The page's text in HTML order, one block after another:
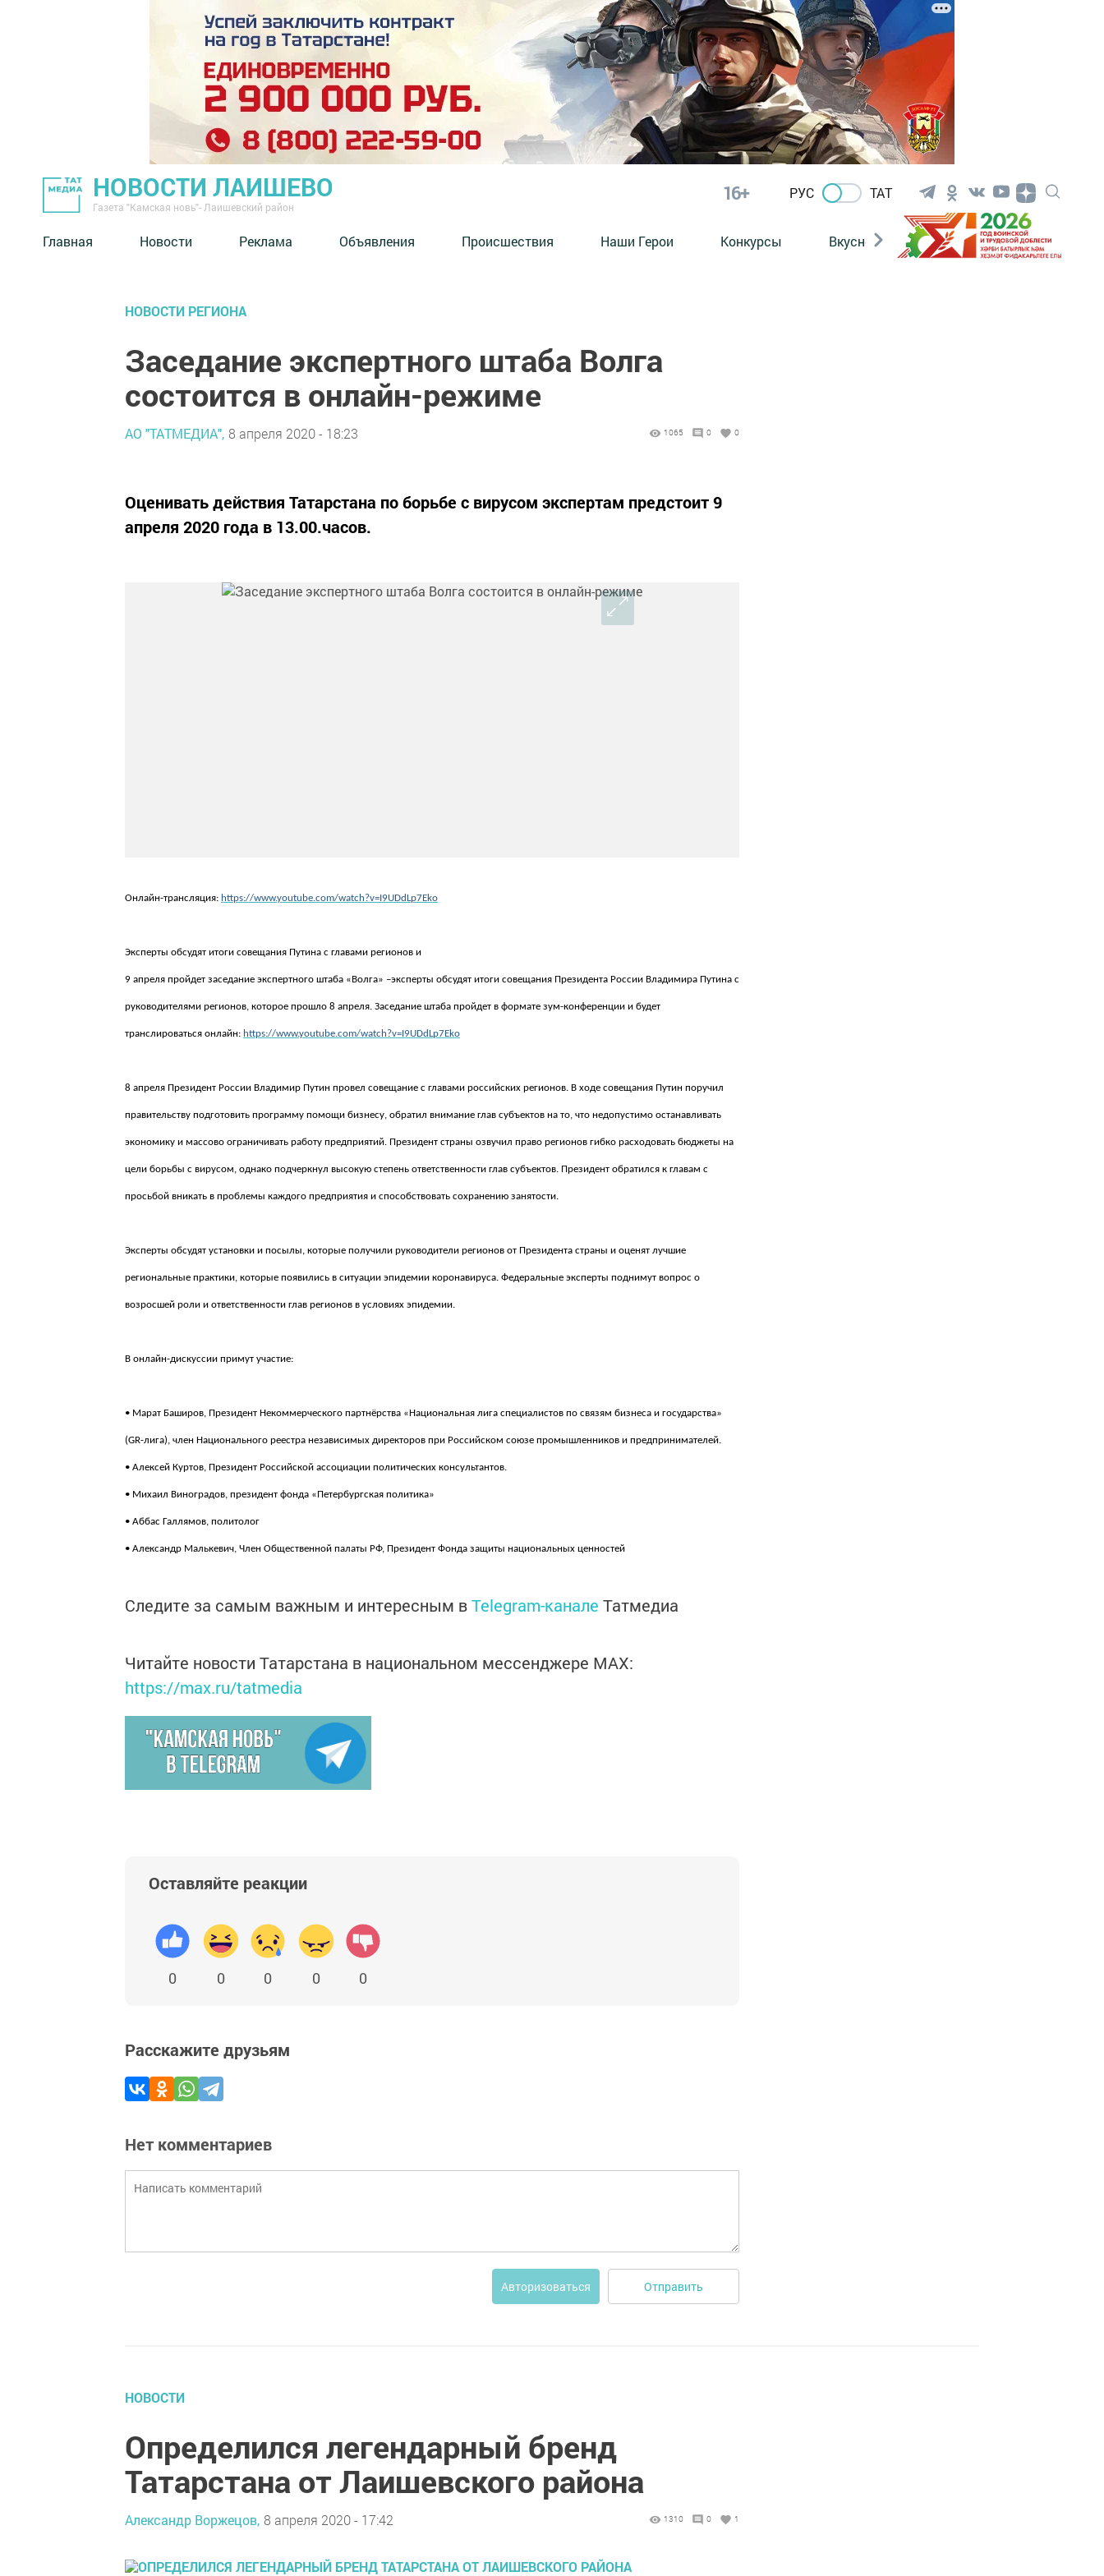
НОВОСТИ ЛАИШЕВО
Газета "Камская новь"- Лаишевский район
16+ РУС ТАТ
Главная Новости Реклама Объявления Происшествия Наши Герои Конкурсы Вкусности Фотогалерея
НОВОСТИ РЕГИОНА
Заседание экспертного штаба Волга
состоится в онлайн-режиме
АО "ТАТМЕДИА", 8 апреля 2020 - 18:23 1065 0 0
Оценивать действия Татарстана по борьбе с вирусом экспертам предстоит 9
апреля 2020 года в 13.00.часов.
Онлайн-трансляция: https://www.youtube.com/watch?v=I9UDdLp7Eko
Эксперты обсудят итоги совещания Путина с главами регионов и
9 апреля пройдет заседание экспертного штаба «Волга» –эксперты обсудят итоги совещания Президента России Владимира Путина с
руководителями регионов, которое прошло 8 апреля. Заседание штаба пройдет в формате зум-конференции и будет
транслироваться онлайн: https://www.youtube.com/watch?v=I9UDdLp7Eko
8 апреля Президент России Владимир Путин провел совещание с главами российских регионов. В ходе совещания Путин поручил
правительству подготовить программу помощи бизнесу, обратил внимание глав субъектов на то, что недопустимо останавливать
экономику и массово ограничивать работу предприятий. Президент страны озвучил право регионов гибко расходовать бюджеты на
цели борьбы с вирусом, однако подчеркнул высокую степень ответственности глав субъектов. Президент обратился к главам с
просьбой вникать в проблемы каждого предприятия и способствовать сохранению занятости.
Эксперты обсудят установки и посылы, которые получили руководители регионов от Президента страны и оценят лучшие
региональные практики, которые появились в ситуации эпидемии коронавируса. Федеральные эксперты поднимут вопрос о
возросшей роли и ответственности глав регионов в условиях эпидемии.
В онлайн-дискуссии примут участие:
• Марат Баширов, Президент Некоммерческого партнёрства «Национальная лига специалистов по связям бизнеса и государства»
(GR-лига), член Национального реестра независимых директоров при Российском союзе промышленников и предпринимателей.
• Алексей Куртов, Президент Российской ассоциации политических консультантов.
• Михаил Виноградов, президент фонда «Петербургская политика»
• Аббас Галлямов, политолог
• Александр Малькевич, Член Общественной палаты РФ, Президент Фонда защиты национальных ценностей
Следите за самым важным и интересным вTelegram-канале Татмедиа
Читайте новости Татарстана в национальном мессенджере MАХ:
https://max.ru/tatmedia
Оставляйте реакции
0 0 0 0 0
Расскажите друзьям
Нет комментариев
Авторизоваться Отправить
НОВОСТИ
Определился легендарный бренд
Татарстана от Лаишевского района
Александр Воржецов, 8 апреля 2020 - 17:42 1310 0 1